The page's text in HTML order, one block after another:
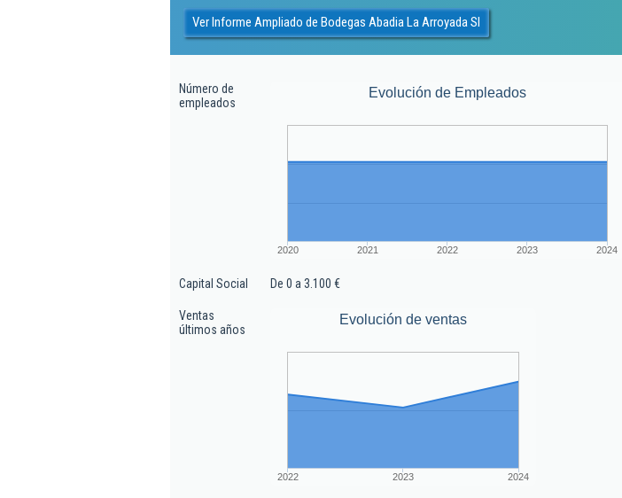
Ver Informe Ampliado de Bodegas Abadia La Arroyada Sl
Número de
empleados
Evolución de Empleados
2020 2021 2022 2023 2024
Capital Social De 0 a 3.100 €
Ventas
últimos años
Evolución de ventas
2022 2023 2024